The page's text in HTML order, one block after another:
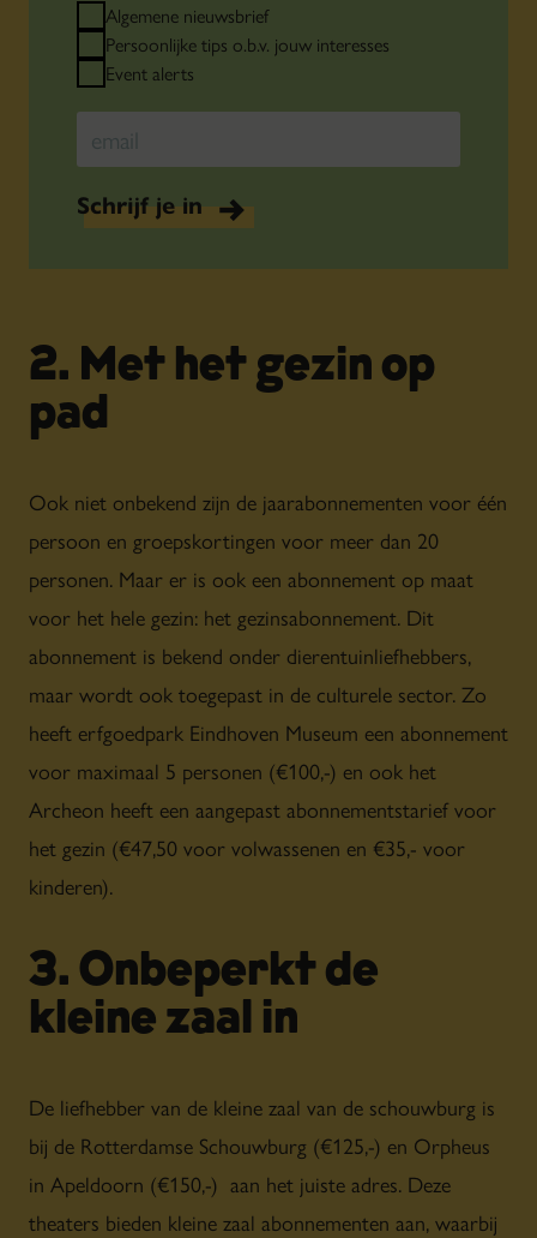
Algemene nieuwsbrief
Persoonlijke tips o.b.v. jouw interesses
Event alerts
Schrijf je in
2. Met het gezin op
pad
Ook niet onbekend zijn de jaarabonnementen voor één
persoon en groepskortingen voor meer dan 20
personen. Maar er is ook een abonnement op maat
voor het hele gezin: het gezinsabonnement. Dit
abonnement is bekend onder dierentuinliefhebbers,
maar wordt ook toegepast in de culturele sector. Zo
heeft erfgoedpark Eindhoven Museum een abonnement
voor maximaal 5 personen (€100,-) en ook het
Archeon heeft een aangepast abonnementstarief voor
het gezin (€47,50 voor volwassenen en €35,- voor
kinderen).
3. Onbeperkt de
kleine zaal in
De liefhebber van de kleine zaal van de schouwburg is
bij de Rotterdamse Schouwburg (€125,-) en Orpheus
in Apeldoorn (€150,-) aan het juiste adres. Deze
theaters bieden kleine zaal abonnementen aan, waarbij